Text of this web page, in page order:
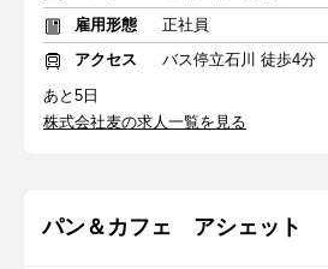
雇用形態
正社員
アクセス
バス停立石川 徒歩4分
あと5日
株式会社麦の求人一覧を見る
パン＆カフェ アシェット